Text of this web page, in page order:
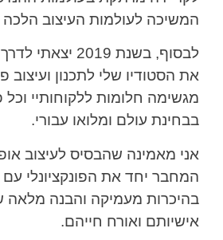
המשיכה לעולמות העיצוב
לבסוף, בשנת
את הסטודיו שלי לתכנון ועיצוב
מגשימה חלומות ללקוחותיי וכל
בבחינת עולם ומלואו עבורי.
אני מאמינה שהבסיס לעיצוב
המחבר יחד את הפונקציונלי
בהיכרות מעמיקה והבנה מלאה
אישיותם ואורח חייהם.